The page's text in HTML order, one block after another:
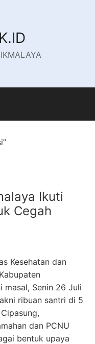
Ikuti
Cegah
Kesehatan dan
masal, Senin 26 Juli
ribuan santri di 5
dan PCNU
bentuk upaya